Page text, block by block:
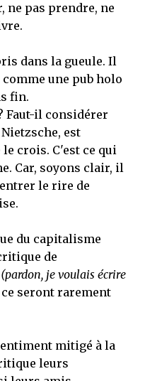
ne pas prendre, ne
dans la gueule. Il
une pub holo
fin.
Faut-il considérer
est
crois. C'est ce qui
Car, soyons clair, il
le rire de
du capitalisme
de
(pardon, je voulais écrire
ce seront rarement
mitigé à la
leurs